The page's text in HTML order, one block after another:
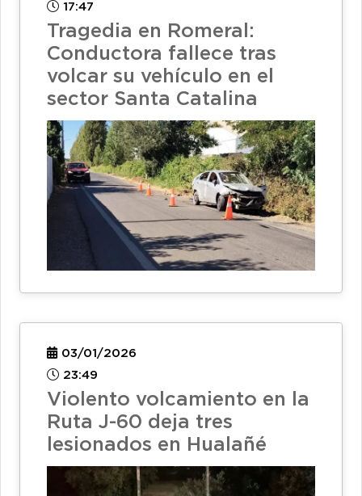
17:47
Tragedia en Romeral:
Conductora fallece tras
volcar su vehículo en el
sector Santa Catalina
03/01/2026
23:49
Violento volcamiento en la
Ruta J-60 deja tres
lesionados en Hualañé